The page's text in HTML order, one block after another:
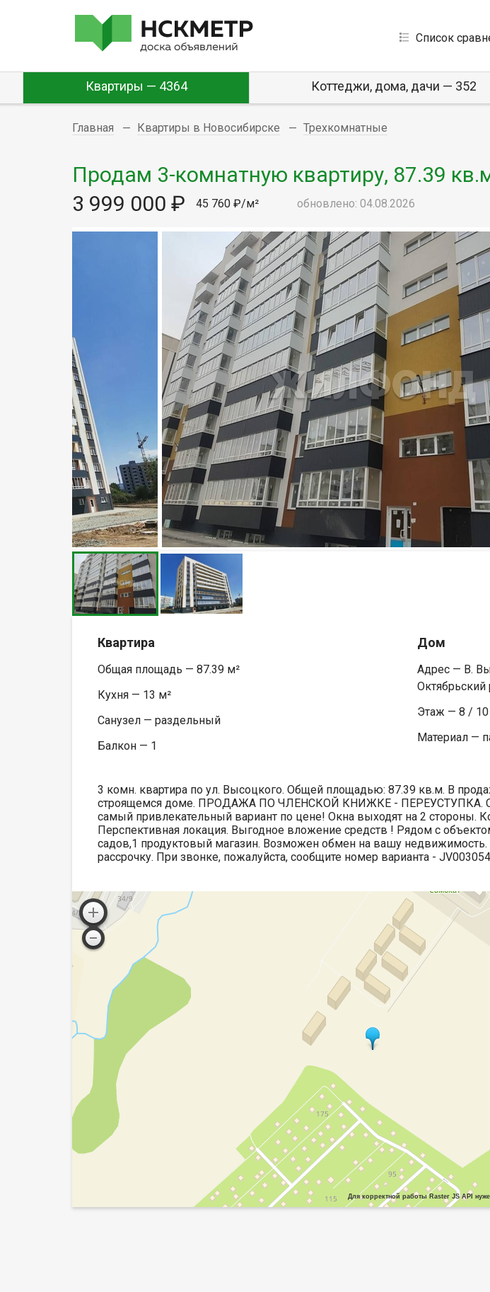
Список
Квартиры — 4364 Коттеджи, дома, дачи — 352
Главная Квартиры в Новосибирске Трехкомнатные
Продам 3-комнатную квартиру, 87.39
3 999 000 ₽
45 760 ₽/м² обновлено: 04.08.2026
Квартира
Общая площадь — 87.39 м²
Кухня — 13 м²
Санузел — раздельный
Балкон — 1
Дом
Адрес — В.
Октябрьский
Этаж — 8 / 10
Материал —
3 комн. квартира по ул. Высоцкого. Общей площадью: 87.39 кв.м. В
строящемся доме. ПРОДАЖА ПО ЧЛЕНСКОЙ КНИЖКЕ - ПЕРЕУСТУПКА.
самый привлекательный вариант по цене! Окна выходят на 2 стороны.
Перспективная локация. Выгодное вложение средств ! Рядом с
садов,1 продуктовый магазин. Возможен обмен на вашу
рассрочку. При звонке, пожалуйста, сообщите номер варианта -
Для корректной работы Raster JS API